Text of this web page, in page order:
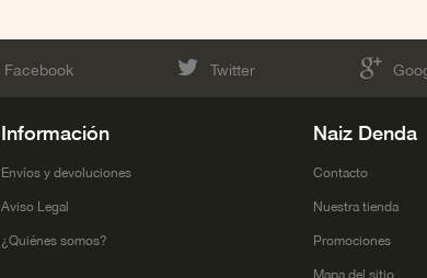
Facebook Twitter
Información
Envíos y devoluciones
Aviso Legal
¿Quiénes somos?
Naiz Denda
Contacto
Nuestra tienda
Promociones
Mapa del sitio